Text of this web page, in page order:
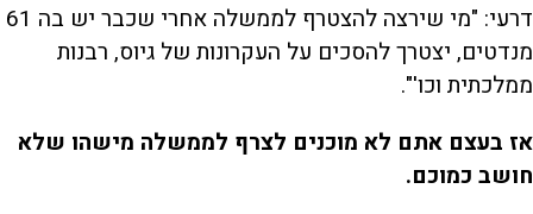
דרעי: "מי שירצה להצטרף לממשלה אחרי שכבר יש בה 61
מנדטים, יצטרך להסכים על העקרונות של גיוס, רבנות
ממלכתית וכו'".
אז בעצם אתם לא מוכנים לצרף לממשלה מישהו שלא
חושב כמוכם.